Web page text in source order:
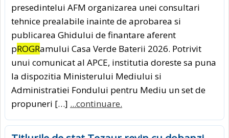
presedintelui AFM organizarea unei consultari
tehnice prealabile inainte de aprobarea si
publicarea Ghidului de finantare aferent
pROGRamului Casa Verde Baterii 2026. Potrivit
unui comunicat al APCE, institutia doreste sa puna
la dispozitia Ministerului Mediului si
Administratiei Fondului pentru Mediu un set de
propuneri […] ...continuare.